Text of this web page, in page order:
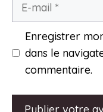
Enregistrer
dans le
commentaire.